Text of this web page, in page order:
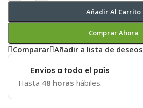
Añadir Al Carrito
Comprar Ahora
Comparar Añadir a lista de deseos
Envios a todo el país
Hasta 48 horas hábiles.